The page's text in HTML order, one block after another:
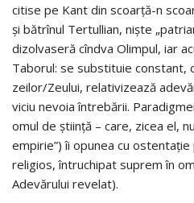
citise pe Kant din scoarţă-n
şi bătrînul Tertullian, nişte
dizolvaseră cîndva Olimpul, iar
Taborul: se substituie constant,
zeilor/Zeului, relativizează
viciu nevoia întrebării.
omul de ştiinţă – care, zicea el,
empirie”) îi opunea cu
religios, întruchipat suprem în
Adevărului revelat).